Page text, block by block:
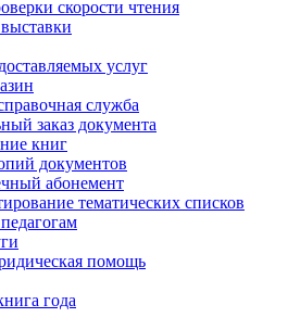
скорости чтения
услуг
служба
заказ документа
книг
документов
абонемент
тематических списков
помощь
года